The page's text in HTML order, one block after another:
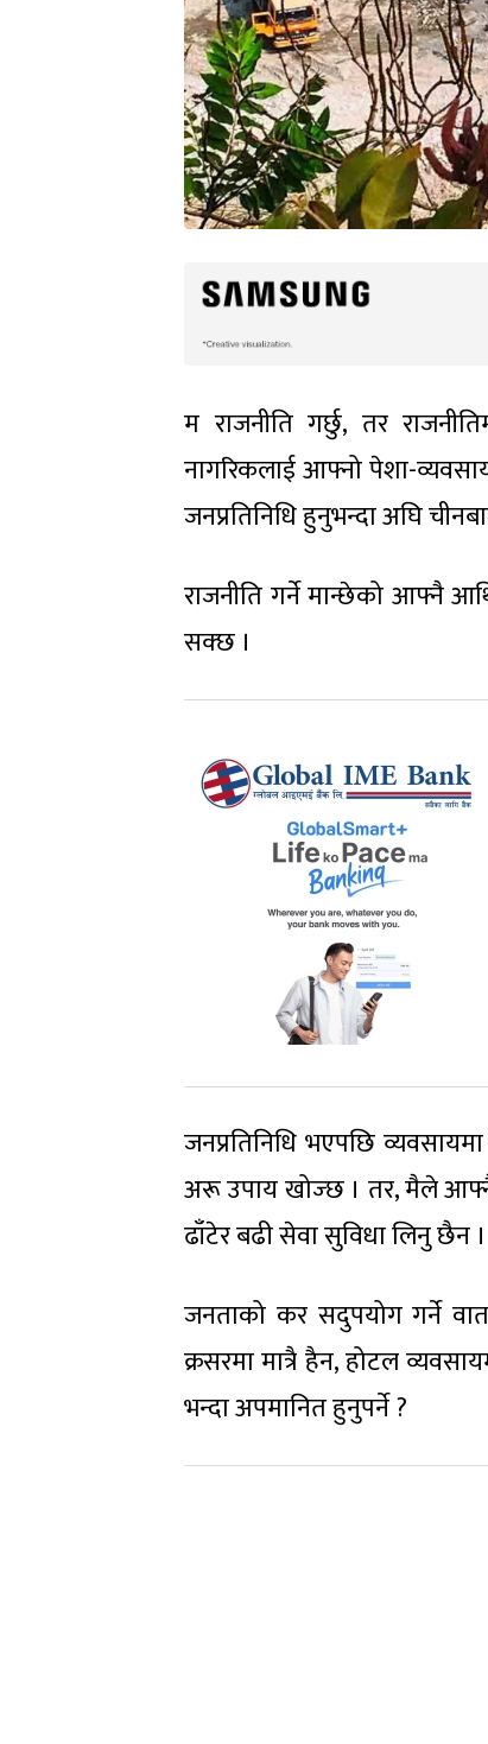
म राजनीति गर्छु, तर
नागरिकलाई आफ्नो पेशा-
जनप्रतिनिधि हुनुभन्दा अघि
राजनीति गर्ने मान्छेको आफ्नै
सक्छ ।
जनप्रतिनिधि भएपछि
अरू उपाय खोज्छ । तर, मैले
ढाँटेर बढी सेवा सुविधा लिनु छैन ।
जनताको कर सदुपयोग गर्ने
क्रसरमा मात्रै हैन, होटल
भन्दा अपमानित हुनुपर्ने ?